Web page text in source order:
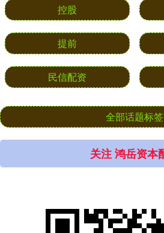
控股
提前
民信配资
全部话题标签
关注 鸿岳资本